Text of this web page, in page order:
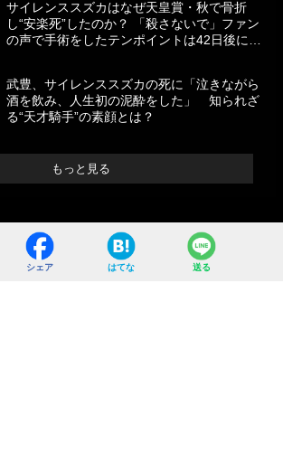
サイレンススズカはなぜ天皇賞・秋で骨折
し“安楽死”したのか？ 「殺さないで」ファン
の声で手術をしたテンポイントは42日後に…
武豊、サイレンススズカの死に「泣きながら
酒を飲み、人生初の泥酔をした」 知られざ
る“天才騎手”の素顔とは？
もっと見る
シェア はてな 送る